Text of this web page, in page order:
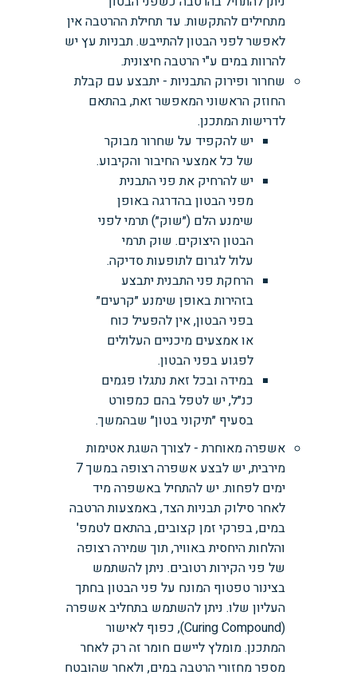
מתחילים להתקשות. עד תחילת ההרטבה אין
לאפשר לפני הבטון להתייבש. תבניות עץ יש
להרוות במים ע"י הרטבה חיצונית.
שחרור ופירוק התבניות - יתבצע עם קבלת
החוזק הראשוני המאפשר זאת, בהתאם
לדרישות המתכנן.
יש להקפיד על שחרור מבוקר
של כל אמצעי החיבור והקיבוע.
יש להרחיק את פני התבנית
מפני הבטון בהדרגה באופן
שימנע הלם (״שוק״) תרמי לפני
הבטון היצוקים. שוק תרמי
עלול לגרום לתופעות סדיקה.
הרחקת פני התבנית יתבצע
בזהירות באופן שימנע ״קרעים״
בפני הבטון, אין להפעיל כוח
או אמצעים מיכניים העלולים
לפגוע בפני הבטון.
במידה ובכל זאת נתגלו פגמים
כנ״ל, יש לטפל בהם כמפורט
בסעיף ״תיקוני בטון״ שבהמשך.
אשפרה מאוחרת - לצורך השגת אטימות
מירבית, יש לבצע אשפרה רצופה במשך 7
ימים לפחות. יש להתחיל באשפרה מיד
לאחר סילוק תבניות הצד, באמצעות הרטבה
במים, בפרקי זמן קצובים, בהתאם לטמפ'
והלחות היחסית באוויר, תוך שמירה רצופה
של פני הקירות רטובים. ניתן להשתמש
בצינור טפטוף המונח על פני הבטון בחתך
העליון שלו. ניתן להשתמש בתחליב אשפרה
(Curing Compound), כפוף לאישור
המתכנן. מומלץ ליישם חומר זה רק לאחר
מספר מחזורי הרטבה במים, ולאחר שהובטח